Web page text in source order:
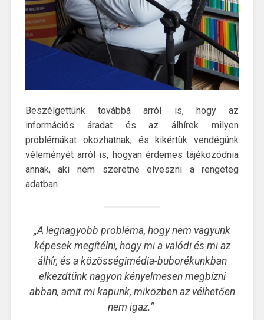
Beszélgettünk továbbá arról is, hogy az
információs áradat és az álhírek milyen
problémákat okozhatnak, és kikértük vendégünk
véleményét arról is, hogyan érdemes tájékozódnia
annak, aki nem szeretne elveszni a rengeteg
adatban.
„A legnagyobb probléma, hogy nem vagyunk
képesek megítélni, hogy mi a valódi és mi az
álhír, és a közösségimédia-buborékunkban
elkezdtünk nagyon kényelmesen megbízni
abban, amit mi kapunk, miközben az vélhetően
nem igaz.”